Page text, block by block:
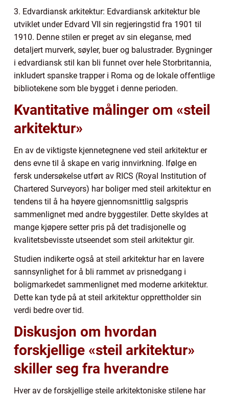
3. Edvardiansk arkitektur: Edvardiansk arkitektur ble
utviklet under Edvard VII sin regjeringstid fra 1901 til
1910. Denne stilen er preget av sin eleganse, med
detaljert murverk, søyler, buer og balustrader. Bygninger
i edvardiansk stil kan bli funnet over hele Storbritannia,
inkludert spanske trapper i Roma og de lokale offentlige
bibliotekene som ble bygget i denne perioden.
Kvantitative målinger om «steil
arkitektur»
En av de viktigste kjennetegnene ved steil arkitektur er
dens evne til å skape en varig innvirkning. Ifølge en
fersk undersøkelse utført av RICS (Royal Institution of
Chartered Surveyors) har boliger med steil arkitektur en
tendens til å ha høyere gjennomsnittlig salgspris
sammenlignet med andre byggestiler. Dette skyldes at
mange kjøpere setter pris på det tradisjonelle og
kvalitetsbevisste utseendet som steil arkitektur gir.
Studien indikerte også at steil arkitektur har en lavere
sannsynlighet for å bli rammet av prisnedgang i
boligmarkedet sammenlignet med moderne arkitektur.
Dette kan tyde på at steil arkitektur opprettholder sin
verdi bedre over tid.
Diskusjon om hvordan
forskjellige «steil arkitektur»
skiller seg fra hverandre
Hver av de forskjellige steile arkitektoniske stilene har